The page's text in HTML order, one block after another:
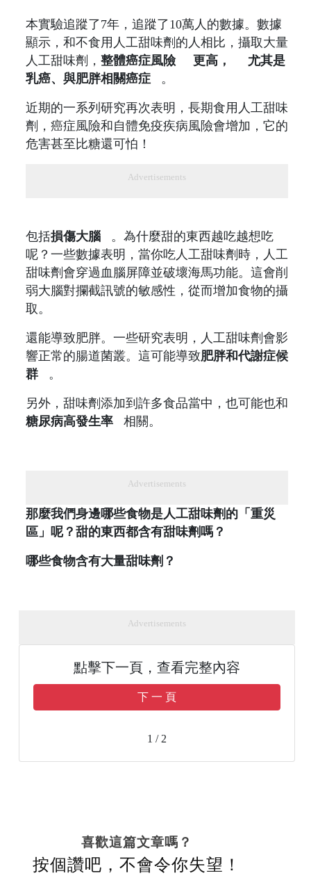
本實驗追蹤了7年，追蹤了10萬人的數據。數據
顯示，和不食用人工甜味劑的人相比，攝取大量
人工甜味劑， 整體癌症風險 更高，
尤其是
乳癌、與肥胖相關癌症 。
近期的一系列研究再次表明，長期食用人工甜味
劑，癌症風險和自體免疫疾病風險會增加，它的
危害甚至比糖還可怕！
Advertisements
包括損傷大腦 。為什麼甜的東西越吃越想吃
呢？一些數據表明，當你吃人工甜味劑時，人工
甜味劑會穿過血腦屏障並破壞海馬功能。這會削
弱大腦對攔截訊號的敏感性，從而增加食物的攝
取。
還能導致肥胖。一些研究表明，人工甜味劑會影
響正常的腸道菌叢。這可能導致肥胖和代謝症候
群 。
另外，甜味劑添加到許多食品當中，也可能也和
糖尿病高發生率 相關。
Advertisements
那麼我們身邊哪些食物是人工甜味劑的「重災
區」呢？甜的東西都含有甜味劑嗎？
哪些食物含有大量甜味劑？
Advertisements
點擊下一頁，查看完整內容
下 一 頁
1 / 2
喜歡這篇文章嗎？
按個讚吧，不會令你失望！